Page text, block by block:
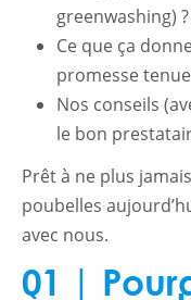
greenwashing) ?
Ce que ça
promesse
Nos conseils
le bon
Prêt à ne plus
poubelles
avec nous.
01 |